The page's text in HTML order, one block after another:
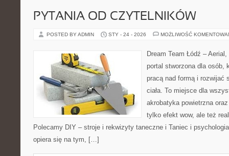
PYTANIA OD CZYTELNIKÓW
POSTED BY ADMIN STY - 24 - 2026 MOŻLIWOŚĆ
Dream Team Łódź –
portal stworzona dla osób,
pracą nad formą i rozwijać
ciała. To miejsce dla
akrobatyka powietrzna
tylko efekt wow, ale też
Polecamy DIY – stroje i rekwizyty taneczne i Taniec i
opiera się na tym, […]